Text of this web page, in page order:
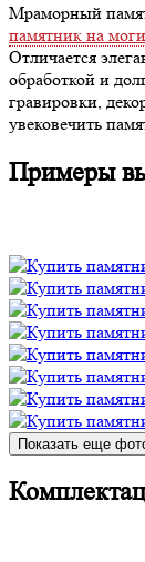
Мраморный
памятник на
Отличается
обработкой и
гравировки,
увековечить
Примеры
Показать еще